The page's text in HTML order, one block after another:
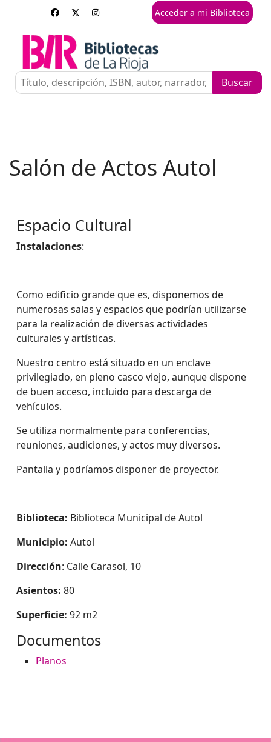
Acceder a mi Biblioteca
Salón de Actos Autol
Espacio Cultural
Instalaciones:
Como edificio grande que es, disponemos de
numerosas salas y espacios que podrían utilizarse
para la realización de diversas actividades
culturales y artísticas.
Nuestro centro está situado en un enclave
privilegiado, en pleno casco viejo, aunque dispone
de buen acceso, incluido para descarga de
vehículos.
Se utiliza normalmente para conferencias,
reuniones, audiciones, y actos muy diversos.
Pantalla y podríamos disponer de proyector.
Biblioteca: Biblioteca Municipal de Autol
Municipio: Autol
Dirección: Calle Carasol, 10
Asientos: 80
Superficie: 92 m2
Documentos
Planos